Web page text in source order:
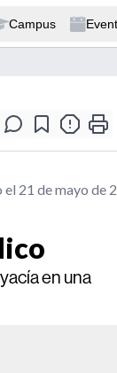
Campus
el 21 de mayo de
en una